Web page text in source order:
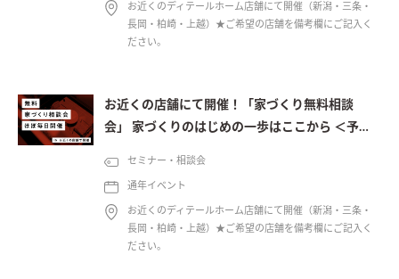
お近くのディテールホーム店舗にて開催（新潟・三条・
長岡・柏崎・上越）★ご希望の店舗を備考欄にご記入く
ださい。
お近くの店舗にて開催！「家づくり無料相談
会」 家づくりのはじめの一歩はここから ＜予約
セミナー・相談会
通年イベント
お近くのディテールホーム店舗にて開催（新潟・三条・
長岡・柏崎・上越）★ご希望の店舗を備考欄にご記入く
ださい。